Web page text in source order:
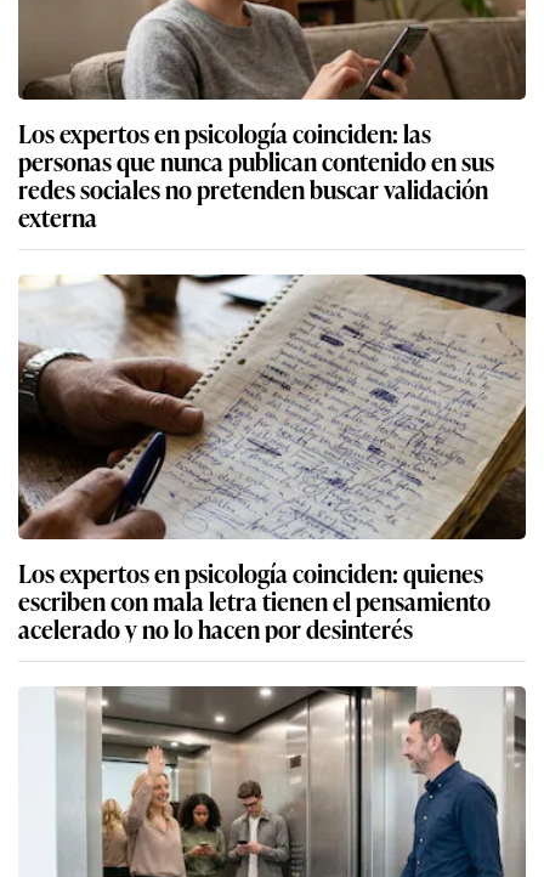
Los expertos en psicología coinciden: las
personas que nunca publican contenido en sus
redes sociales no pretenden buscar validación
externa
Los expertos en psicología coinciden: quienes
escriben con mala letra tienen el pensamiento
acelerado y no lo hacen por desinterés